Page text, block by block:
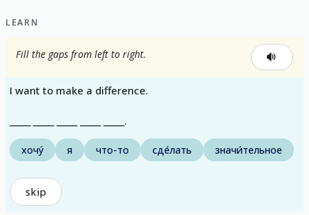
LEARN
Fill the gaps from left to right.
I want to make a difference.
_____ _____ _____ _____ _____.
хочу́ я что-то сде́лать значи́тельное
skip